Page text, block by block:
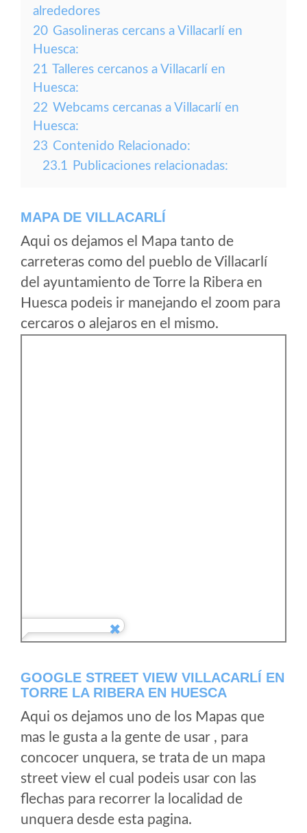
alrededores
20 Gasolineras cercans a Villacarlí en
Huesca:
21 Talleres cercanos a Villacarlí en
Huesca:
22 Webcams cercanas a Villacarlí en
Huesca:
23 Contenido Relacionado:
23.1 Publicaciones relacionadas:
MAPA DE VILLACARLÍ
Aqui os dejamos el Mapa tanto de
carreteras como del pueblo de Villacarlí
del ayuntamiento de Torre la Ribera en
Huesca podeis ir manejando el zoom para
cercaros o alejaros en el mismo.
GOOGLE STREET VIEW VILLACARLÍ EN
TORRE LA RIBERA EN HUESCA
Aqui os dejamos uno de los Mapas que
mas le gusta a la gente de usar , para
concocer unquera, se trata de un mapa
street view el cual podeis usar con las
flechas para recorrer la localidad de
unquera desde esta pagina.